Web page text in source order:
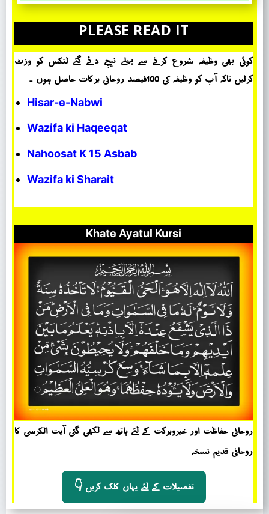
PLEASE READ IT
کوئی بھی وظیفہ شروع کرنے سے پہلے نیچے دئے گئے لنکس کو وزٹ
کرلیں تاکہ آپ کو وظیفہ کی 100فیصد روحانی برکات حاصل ہوں ۔
Hisar-e-Nabwi
Wazifa ki Haqeeqat
Nahoosat K 15 Asbab
Wazifa ki Sharait
Khate Ayatul Kursi
روحانی حفاظت اور خیروبرکت کے لئے ہاتھ سے لکھی گئی آیت الکرسی کا
روحانی قدیم نسخہ
👇 تفصیلات کے لئے یہاں کلک کریں
Ask Any Question